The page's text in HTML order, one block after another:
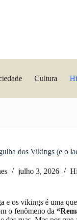
Cultura
dos Vikings (e o
julho 3, 2026
e os vikings é uma
o fenômeno da